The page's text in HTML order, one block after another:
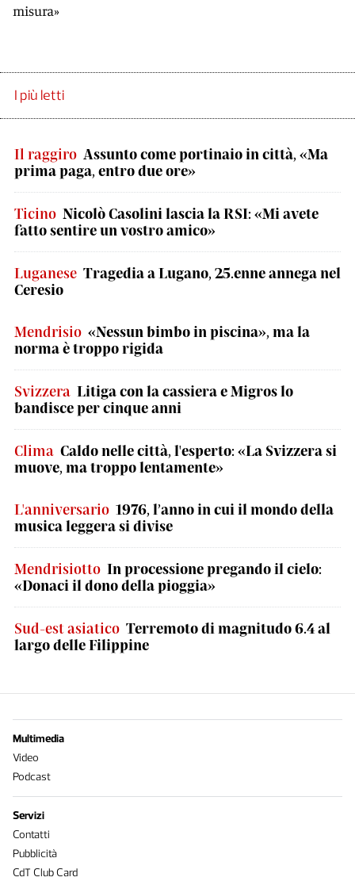
misura»
I più letti
Il raggiro Assunto come portinaio in città, «Ma
prima paga, entro due ore»
Ticino Nicolò Casolini lascia la RSI: «Mi avete
fatto sentire un vostro amico»
Luganese Tragedia a Lugano, 25.enne annega nel
Ceresio
Mendrisio «Nessun bimbo in piscina», ma la
norma è troppo rigida
Svizzera Litiga con la cassiera e Migros lo
bandisce per cinque anni
Clima Caldo nelle città, l'esperto: «La Svizzera si
muove, ma troppo lentamente»
L'anniversario 1976, l’anno in cui il mondo della
musica leggera si divise
Mendrisiotto In processione pregando il cielo:
«Donaci il dono della pioggia»
Sud-est asiatico Terremoto di magnitudo 6.4 al
largo delle Filippine
Multimedia
Video
Podcast
Servizi
Contatti
Pubblicità
CdT Club Card